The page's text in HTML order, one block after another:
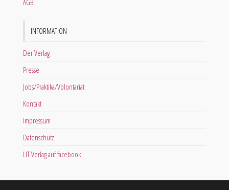
AGB
INFORMATION
Der Verlag
Presse
Jobs/Praktika/Volontariat
Kontakt
Impressum
Datenschutz
LIT Verlag auf facebook